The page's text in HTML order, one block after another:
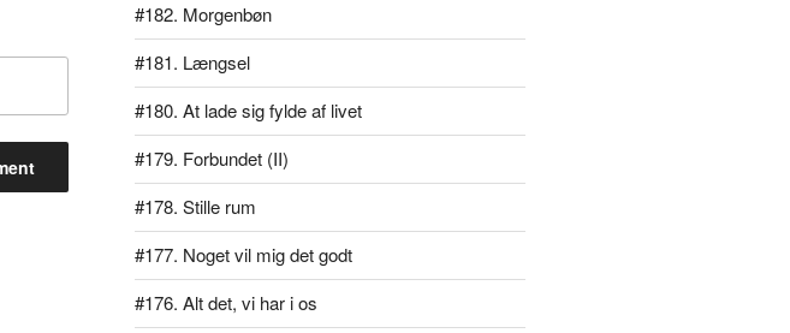
#182. Morgenbøn
#181. Længsel
#180. At lade sig fylde af livet
#179. Forbundet (II)
#178. Stille rum
#177. Noget vil mig det godt
#176. Alt det, vi har i os